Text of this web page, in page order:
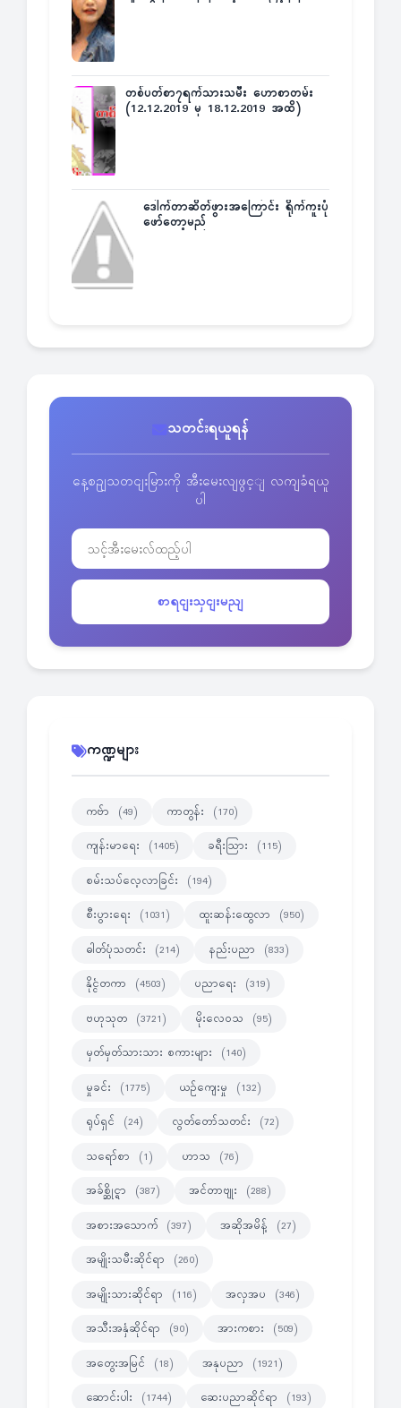
တစ်ပတ်စာ၇ရက်သားသမီး ဟောစာတမ်း
(12.12.2019 မှ 18.12.2019 အထိ)
ဒေါက်တာဆိတ်ဖွားအကြောင်း ရိုက်ကူးပုံ
ဖော်တော့မည်
သတင်းရယူရန်
နေ့စဥျသတငျးမြားကို အီးမေးလျဖွင့ျ လကျခံရယူ
ပါ
စာရငျးသှငျးမညျ
ကဏ္ဍများ
ကဗ်ာ (49) ကာတွန်း (170)
ကျန်းမာရေး (1405) ခရီးသြား (115)
စမ်းသပ်လေ့လာခြင်း (194)
စီးပွားရေး (1031) ထူးဆန်းထွေလာ (950)
ဓါတ်ပုံသတင်း (214) နည်းပညာ (833)
နိုင္ငံတကာ (4503) ပညာရေး (319)
ဗဟုသုတ (3721) မိုးလေဝသ (95)
မှတ်မှတ်သားသား စကားများ (140)
မှုခင်း (1775) ယဉ်ကျေးမှု (132)
ရုပ်ရှင် (24) လွတ်တော်သတင်း (72)
သရော်စာ (1) ဟာသ (76)
အခ်စ္ဆိုင္ရာ (387) အင်တာဗျုး (288)
အစားအသောက် (397) အဆိုအမိန့် (27)
အမျိုးသမီးဆိုင်ရာ (260)
အမျိုးသားဆိုင်ရာ (116) အလှအပ (346)
အသီးအနှံဆိုင်ရာ (90) အားကစား (509)
အတွေးအမြင် (18) အနုပညာ (1921)
ဆောင်းပါး (1744) ဆေးပညာဆိုင်ရာ (193)